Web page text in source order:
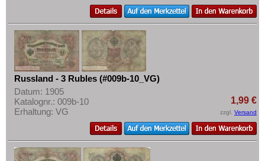
Russland - 3 Rubles (#009b-10_VG)
Datum: 1905
Katalognr.: 009b-10
Erhaltung: VG
1,99 €
zzgl. Versand